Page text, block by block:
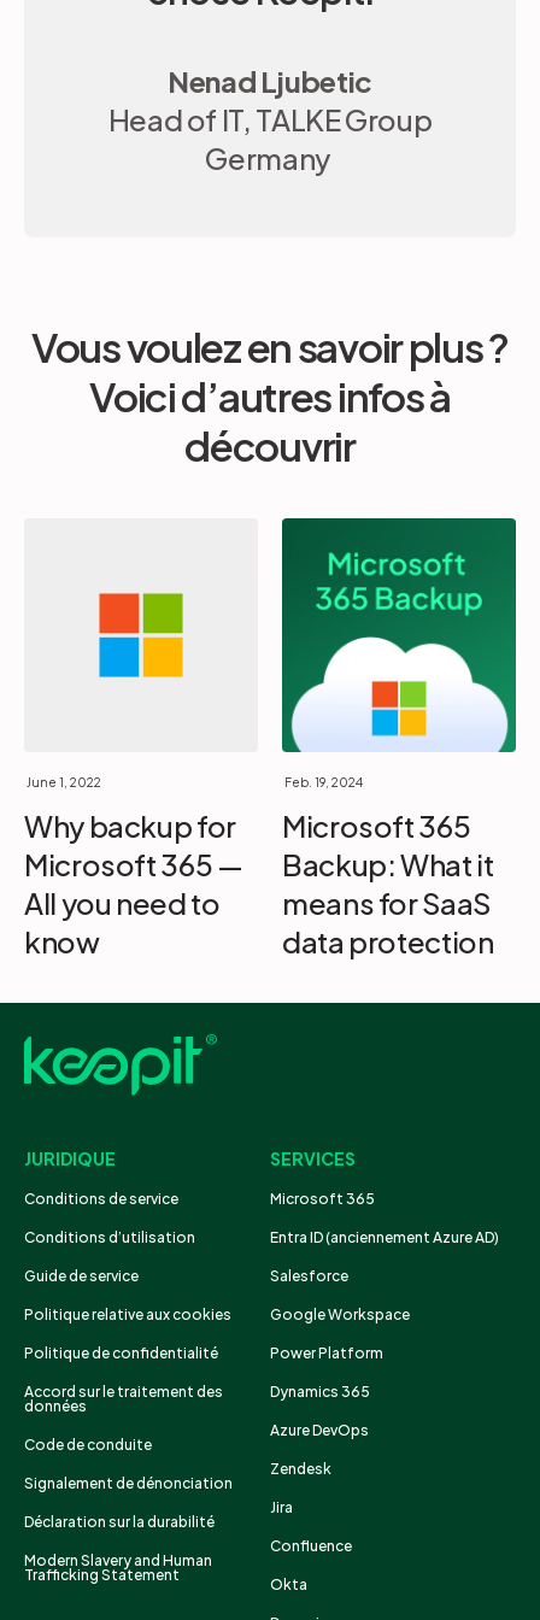
Nenad Ljubetic
Head of IT, TALKE Group
Germany
Vous voulez en savoir plus ?
Voici d’autres infos à
découvrir
June 1, 2022
Why backup for
Microsoft 365 —
All you need to
know
Feb. 19, 2024
Microsoft 365
Backup: What it
means for SaaS
data protection
JURIDIQUE
Conditions de service
Conditions d’utilisation
Guide de service
Politique relative aux cookies
Politique de confidentialité
Accord sur le traitement des
données
Code de conduite
Signalement de dénonciation
Déclaration sur la durabilité
Modern Slavery and Human
Trafficking Statement
SERVICES
Microsoft 365
Entra ID (anciennement Azure AD)
Salesforce
Google Workspace
Power Platform
Dynamics 365
Azure DevOps
Zendesk
Jira
Confluence
Okta